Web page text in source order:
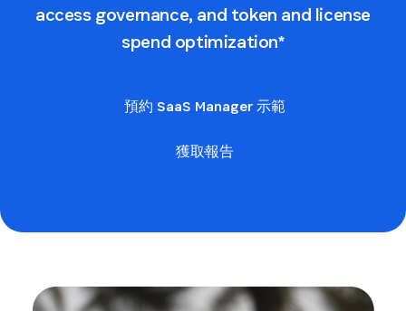
access governance, and token and license
spend optimization*
預約 SaaS Manager 示範
獲取報告